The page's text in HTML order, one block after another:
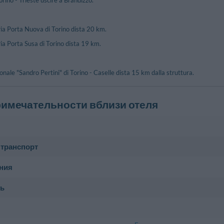
Porta Nuova di Torino dista 20 km.
Porta Susa di Torino dista 19 km.
"Sandro Pertini" di Torino - Caselle dista 15 km dalla struttura.
вблизи отеля
Ii, 12 - Volpiano
3.33 km